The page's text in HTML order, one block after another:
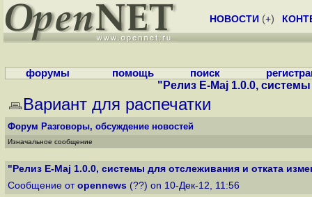
НОВОСТИ (+)
форумы помощь поиск
"Релиз E-Maj 1.0.0,
Вариант для распечатки
Форум Разговоры, обсуждение новостей
Изначальное сообщение
"Релиз E-Maj 1.0.0, системы для отслеживания и отката
Сообщение от opennews (??) on 10-Дек-12, 11:56